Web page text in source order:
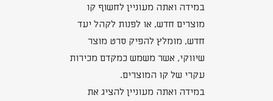
במידה ואתה מעוניין לחשוף קו
מוצרים חדש, או לפנות לקהל יעד
חדש, מומלץ להפיק סרט מוצר
שיווקי, אשר משמש כמקדם מכירות
עקרי של קו המוצרים.
במידה ואתה מעוניין להציג את